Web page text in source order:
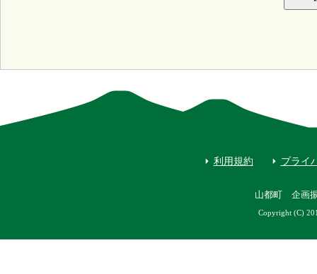
利用規約 プライ
山都町 企画
Copyright (C)